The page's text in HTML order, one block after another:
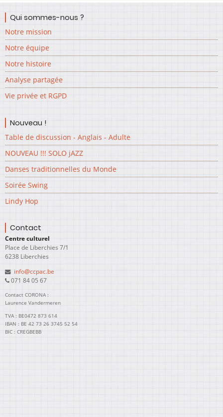
Qui sommes-nous ?
Notre mission
Notre équipe
Notre histoire
Analyse partagée
Vie privée et RGPD
Nouveau !
Table de discussion - Anglais - Adulte
NOUVEAU !!! SOLO jAZZ
Danses traditionnelles du Monde
Soirée Swing
Lindy Hop
Contact
Centre culturel
Place de Liberchies 7/1
6238 Liberchies
info@ccpac.be
071 84 05 67
Contact CORONA :
Laurence Vandermeren
TVA : BE0472 873 614
IBAN : BE 42 73 26 3745 52 54
BIC : CREGBEBB